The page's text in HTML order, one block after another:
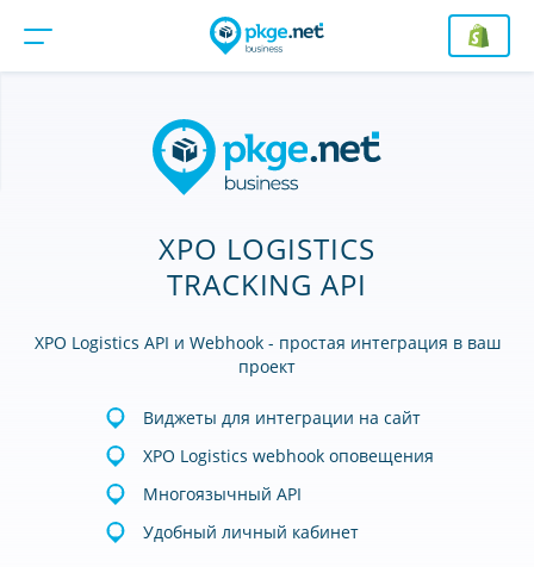
XPO LOGISTICS
TRACKING API
XPO Logistics API и Webhook - простая интеграция в ваш
проект
Виджеты для интеграции на сайт
XPO Logistics webhook оповещения
Многоязычный API
Удобный личный кабинет